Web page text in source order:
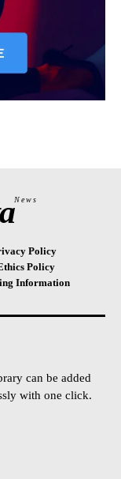
News
Policy
Policy
Information
can be added
with one click.